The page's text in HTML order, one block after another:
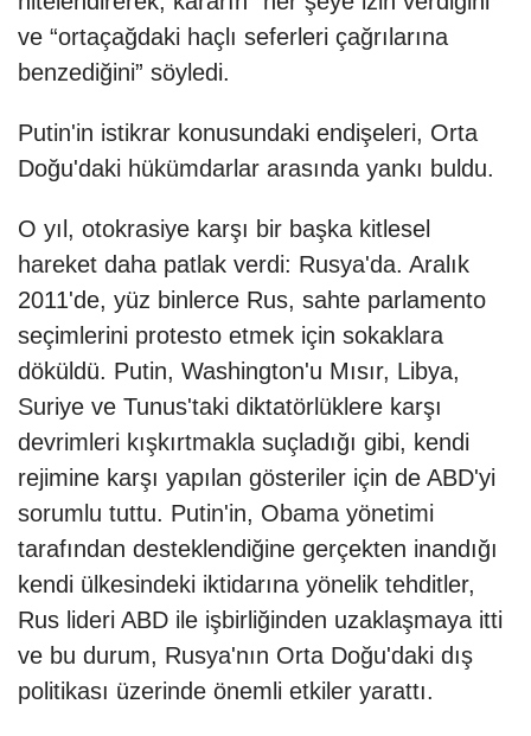
ve “ortaçağdaki haçlı seferleri çağrılarına
benzediğini” söyledi.
Putin'in istikrar konusundaki endişeleri, Orta
Doğu'daki hükümdarlar arasında yankı buldu.
O yıl, otokrasiye karşı bir başka kitlesel
hareket daha patlak verdi: Rusya'da. Aralık
2011'de, yüz binlerce Rus, sahte parlamento
seçimlerini protesto etmek için sokaklara
döküldü. Putin, Washington'u Mısır, Libya,
Suriye ve Tunus'taki diktatörlüklere karşı
devrimleri kışkırtmakla suçladığı gibi, kendi
rejimine karşı yapılan gösteriler için de ABD'yi
sorumlu tuttu. Putin'in, Obama yönetimi
tarafından desteklendiğine gerçekten inandığı
kendi ülkesindeki iktidarına yönelik tehditler,
Rus lideri ABD ile işbirliğinden uzaklaşmaya itti
ve bu durum, Rusya'nın Orta Doğu'daki dış
politikası üzerinde önemli etkiler yarattı.